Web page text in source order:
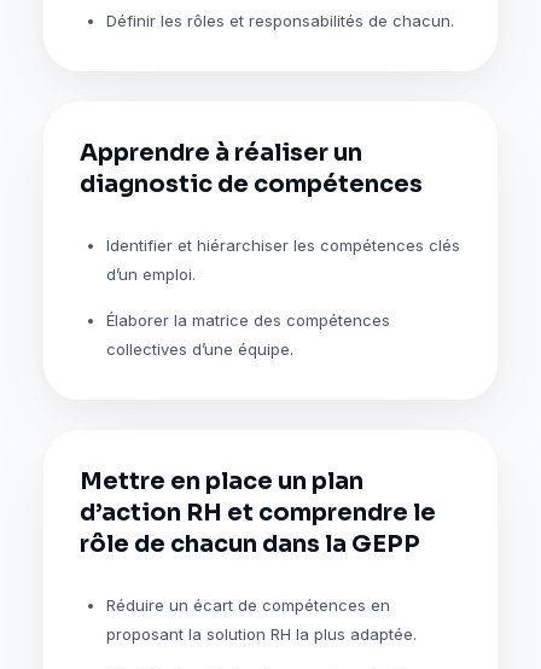
Définir les rôles et responsabilités de chacun.
Apprendre à réaliser un
diagnostic de compétences
Identifier et hiérarchiser les compétences clés
d’un emploi.
Élaborer la matrice des compétences
collectives d’une équipe.
Mettre en place un plan
d’action RH et comprendre le
rôle de chacun dans la GEPP
Réduire un écart de compétences en
proposant la solution RH la plus adaptée.